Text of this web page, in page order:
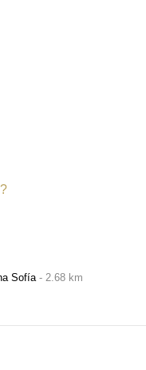
Sofía 2.68 km